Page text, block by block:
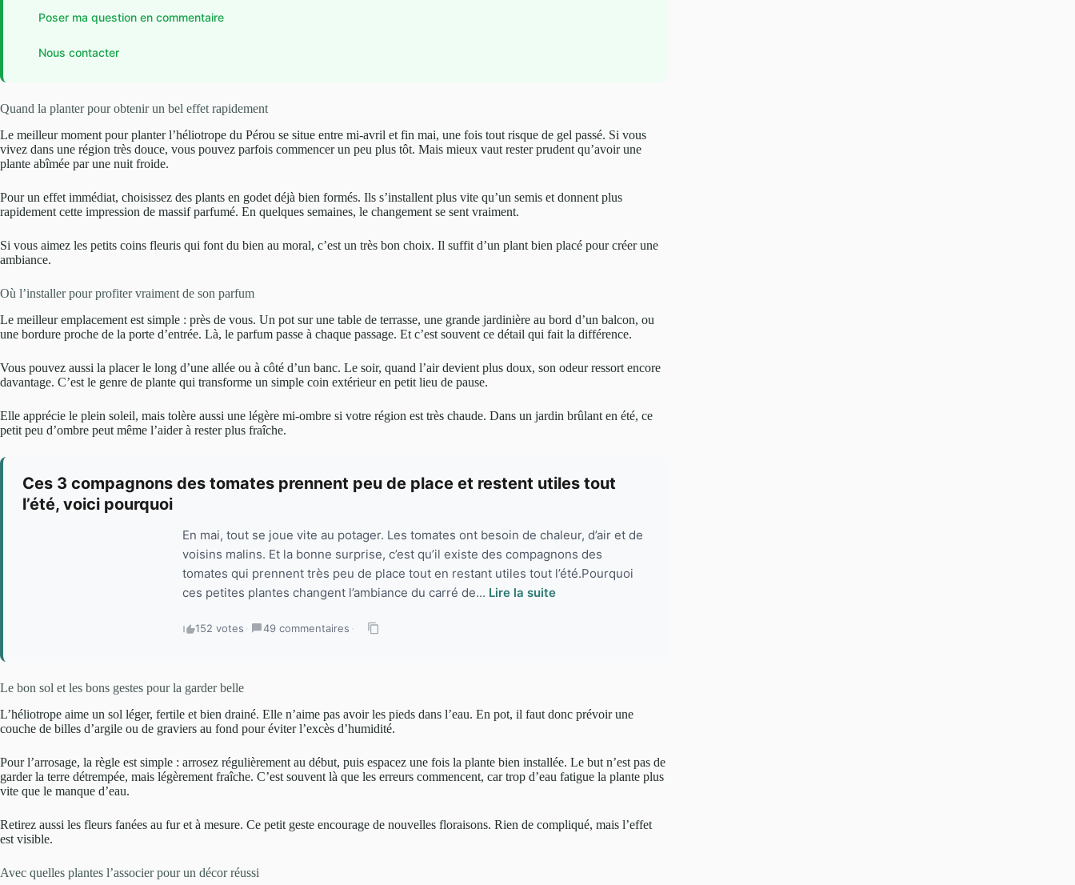
Poser ma question en commentaire
Nous contacter
Quand la planter pour obtenir un bel effet rapidement
Le meilleur moment pour planter l’héliotrope du Pérou se situe entre mi-avril et fin mai, une fois tout risque de gel passé. Si vous
vivez dans une région très douce, vous pouvez parfois commencer un peu plus tôt. Mais mieux vaut rester prudent qu’avoir une
plante abîmée par une nuit froide.
Pour un effet immédiat, choisissez des plants en godet déjà bien formés. Ils s’installent plus vite qu’un semis et donnent plus
rapidement cette impression de massif parfumé. En quelques semaines, le changement se sent vraiment.
Si vous aimez les petits coins fleuris qui font du bien au moral, c’est un très bon choix. Il suffit d’un plant bien placé pour créer une
ambiance.
Où l’installer pour profiter vraiment de son parfum
Le meilleur emplacement est simple : près de vous. Un pot sur une table de terrasse, une grande jardinière au bord d’un balcon, ou
une bordure proche de la porte d’entrée. Là, le parfum passe à chaque passage. Et c’est souvent ce détail qui fait la différence.
Vous pouvez aussi la placer le long d’une allée ou à côté d’un banc. Le soir, quand l’air devient plus doux, son odeur ressort encore
davantage. C’est le genre de plante qui transforme un simple coin extérieur en petit lieu de pause.
Elle apprécie le plein soleil, mais tolère aussi une légère mi-ombre si votre région est très chaude. Dans un jardin brûlant en été, ce
petit peu d’ombre peut même l’aider à rester plus fraîche.
Ces 3 compagnons des tomates prennent peu de place et restent utiles tout
l’été, voici pourquoi
En mai, tout se joue vite au potager. Les tomates ont besoin de chaleur, d’air et de
voisins malins. Et la bonne surprise, c’est qu’il existe des compagnons des
tomates qui prennent très peu de place tout en restant utiles tout l’été.Pourquoi
ces petites plantes changent l’ambiance du carré de... Lire la suite
152 votes · 49 commentaires ·
Le bon sol et les bons gestes pour la garder belle
L’héliotrope aime un sol léger, fertile et bien drainé. Elle n’aime pas avoir les pieds dans l’eau. En pot, il faut donc prévoir une
couche de billes d’argile ou de graviers au fond pour éviter l’excès d’humidité.
Pour l’arrosage, la règle est simple : arrosez régulièrement au début, puis espacez une fois la plante bien installée. Le but n’est pas de
garder la terre détrempée, mais légèrement fraîche. C’est souvent là que les erreurs commencent, car trop d’eau fatigue la plante plus
vite que le manque d’eau.
Retirez aussi les fleurs fanées au fur et à mesure. Ce petit geste encourage de nouvelles floraisons. Rien de compliqué, mais l’effet
est visible.
Avec quelles plantes l’associer pour un décor réussi